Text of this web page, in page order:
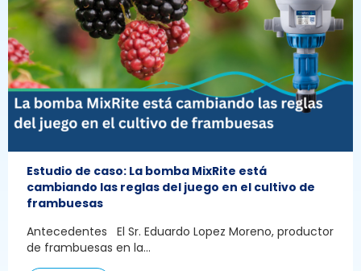
Estudio de caso: La bomba MixRite está
cambiando las reglas del juego en el cultivo de
frambuesas
Antecedentes El Sr. Eduardo Lopez Moreno, productor
de frambuesas en la...